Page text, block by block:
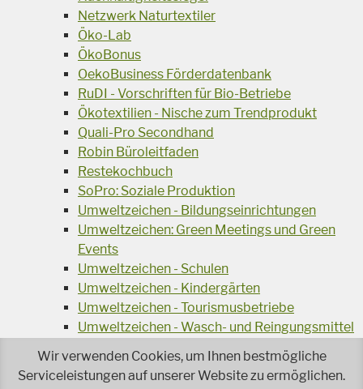
Netzwerk Naturtextiler
Öko-Lab
ÖkoBonus
OekoBusiness Förderdatenbank
RuDI - Vorschriften für Bio-Betriebe
Ökotextilien - Nische zum Trendprodukt
Quali-Pro Secondhand
Robin Büroleitfaden
Restekochbuch
SoPro: Soziale Produktion
Umweltzeichen - Bildungseinrichtungen
Umweltzeichen: Green Meetings und Green
Events
Umweltzeichen - Schulen
Umweltzeichen - Kindergärten
Umweltzeichen - Tourismusbetriebe
Umweltzeichen - Wasch- und Reingungsmittel
Veranstaltungsreihe Ressourcen-Effizienz
Wiederverwendung von Elektroaltgeräten
Wasser - das Businessgetränk
Wir verwenden Cookies, um Ihnen bestmögliche
Serviceleistungen auf unserer Website zu ermöglichen.